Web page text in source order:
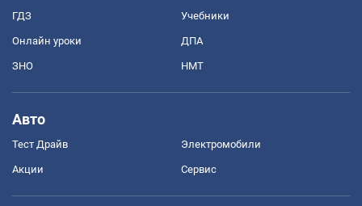
ГДЗ Учебники
Онлайн уроки ДПА
ЗНО НМТ
Авто
Тест Драйв Электромобили
Акции Сервис